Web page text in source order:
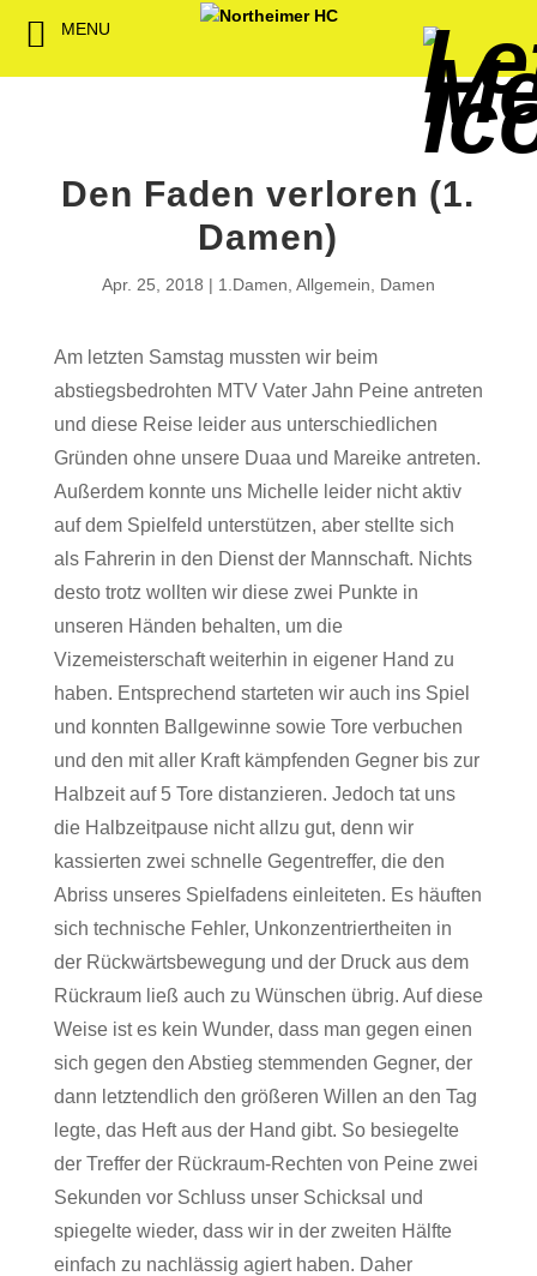
Den Faden verloren (1.
Damen)
Apr. 25, 2018 1.Damen Allgemein Damen
Am letzten Samstag mussten wir beim
abstiegsbedrohten MTV Vater Jahn Peine antreten
und diese Reise leider aus unterschiedlichen
Gründen ohne unsere Duaa und Mareike antreten.
Außerdem konnte uns Michelle leider nicht aktiv
auf dem Spielfeld unterstützen, aber stellte sich
als Fahrerin in den Dienst der Mannschaft. Nichts
desto trotz wollten wir diese zwei Punkte in
unseren Händen behalten, um die
Vizemeisterschaft weiterhin in eigener Hand zu
haben. Entsprechend starteten wir auch ins Spiel
und konnten Ballgewinne sowie Tore verbuchen
und den mit aller Kraft kämpfenden Gegner bis zur
Halbzeit auf 5 Tore distanzieren. Jedoch tat uns
die Halbzeitpause nicht allzu gut, denn wir
kassierten zwei schnelle Gegentreffer, die den
Abriss unseres Spielfadens einleiteten. Es häuften
sich technische Fehler, Unkonzentriertheiten in
der Rückwärtsbewegung und der Druck aus dem
Rückraum ließ auch zu Wünschen übrig. Auf diese
Weise ist es kein Wunder, dass man gegen einen
sich gegen den Abstieg stemmenden Gegner, der
dann letztendlich den größeren Willen an den Tag
legte, das Heft aus der Hand gibt. So besiegelte
der Treffer der Rückraum-Rechten von Peine zwei
Sekunden vor Schluss unser Schicksal und
spiegelte wieder, dass wir in der zweiten Hälfte
einfach zu nachlässig agiert haben. Daher
MENU
Back Back
1. Herren
2. Herren
1. Damen
Back
Weibliche
Minis &
Spielbetrieb
Back
NHC
Back
Spieltagssponsoren
Jobbörse
Hallenheft
Back
Back Back
Vorstand
Satzung
FWD
Back
Back
Download
Kooperationen
Termine
Intern
Back